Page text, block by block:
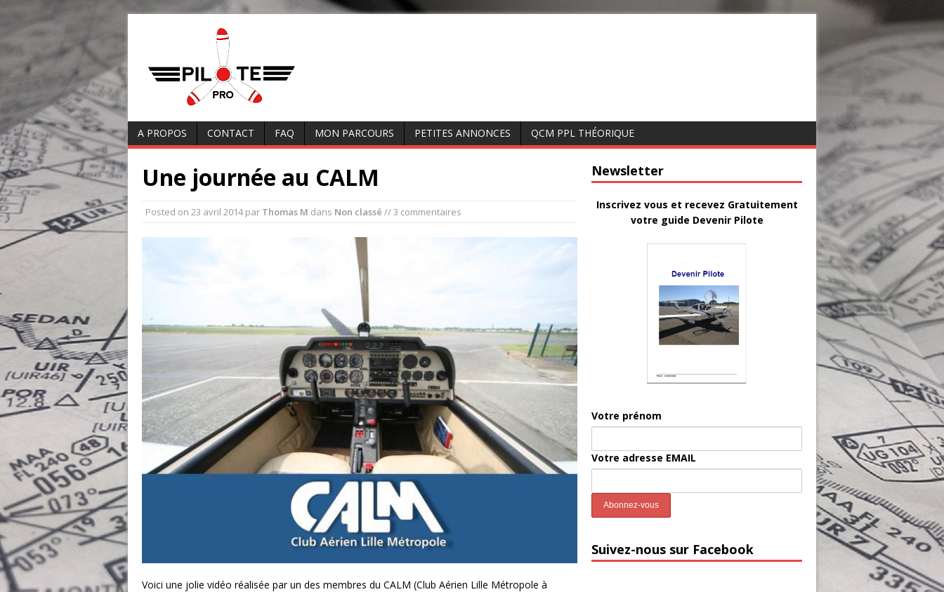
A PROPOS CONTACT FAQ MON PARCOURS PETITES ANNONCES QCM PPL THÉORIQUE
Une journée au CALM
Posted on 23 avril 2014par Thomas M dans Non classé // 3 commentaires
Voici une jolie vidéo réalisée par un des membres du CALM (Club Aérien Lille Métropole à
Newsletter
Inscrivez vous et recevez Gratuitement
votre guide Devenir Pilote
Votre prénom
Votre adresse EMAIL
Suivez-nous sur Facebook